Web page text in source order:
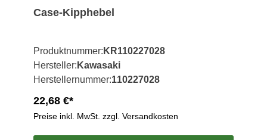
Case-Kipphebel
Produktnummer: KR110227028
Hersteller: Kawasaki
Herstellernummer:110227028
22,68 €*
Preise inkl. MwSt. zzgl. Versandkosten